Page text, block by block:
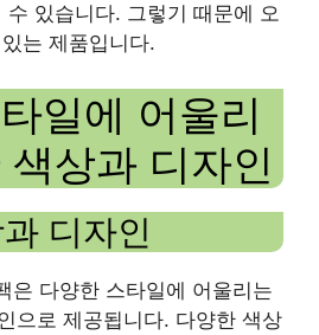
수 있습니다. 그렇기 때문에 오
는 제품입니다.
일에 어울리
상과 디자인
디자인
은 다양한 스타일에 어울리는
으로 제공됩니다. 다양한 색상